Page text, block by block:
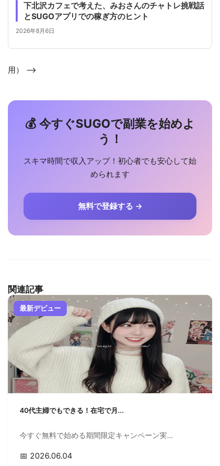
下北沢カフェで考えた、みおさんのチャトレ挑戦話
とSUGOアプリでの稼ぎ方のヒント
2026年8月6日
用） -->
💰 今すぐSUGOで副業を始めよ
う！
スキマ時間で収入アップ！初心者でも安心して始
められます
無料で登録する →
関連記事
最新デビュー
40代主婦でもできる！在宅で月...
今すぐ無料で始める期間限定キャンペーン実...
📅 2026.06.04